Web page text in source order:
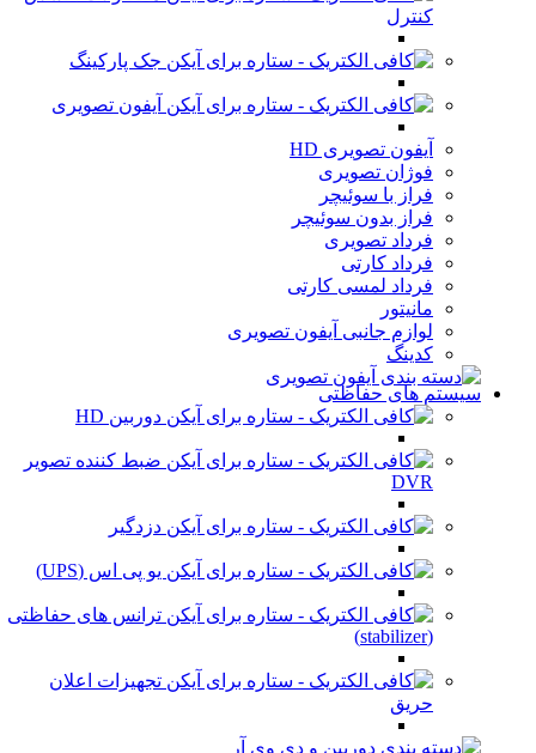
کنترل
جک پارکینگ
آیفون تصویری
آیفون تصویری HD
فوژان تصویری
فراز با سوئیچر
فراز بدون سوئیچر
فرداد تصویری
فرداد کارتی
فرداد لمسی کارتی
مانیتور
لوازم جانبی آیفون تصویری
کدینگ
سیستم های حفاظتی
دوربین HD
ضبط کننده تصویر
DVR
دزدگیر
یو پی اس (UPS)
ترانس های حفاظتی
(stabilizer)
تجهیزات اعلان
حریق